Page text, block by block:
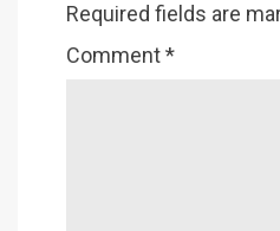
Required fields are
Comment*